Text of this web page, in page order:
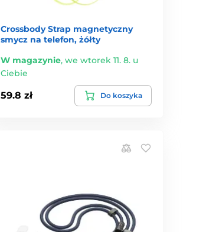
Crossbody Strap magnetyczny
smycz na telefon, żółty
W magazynie,we wtorek 11. 8. u
Ciebie
59.8 zł Do koszyka